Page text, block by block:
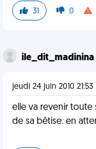
31 0
ile_dit_madinina
jeudi 24 juin 2010 21:53
elle va revenir
de sa bêtise. en